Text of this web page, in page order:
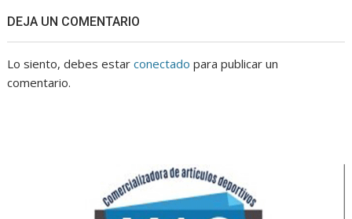
DEJA UN COMENTARIO
Lo siento, debes estarconectado para publicar un
comentario.